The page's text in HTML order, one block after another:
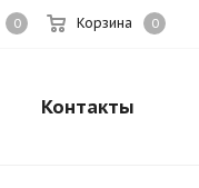
0 Корзина 0
Контакты